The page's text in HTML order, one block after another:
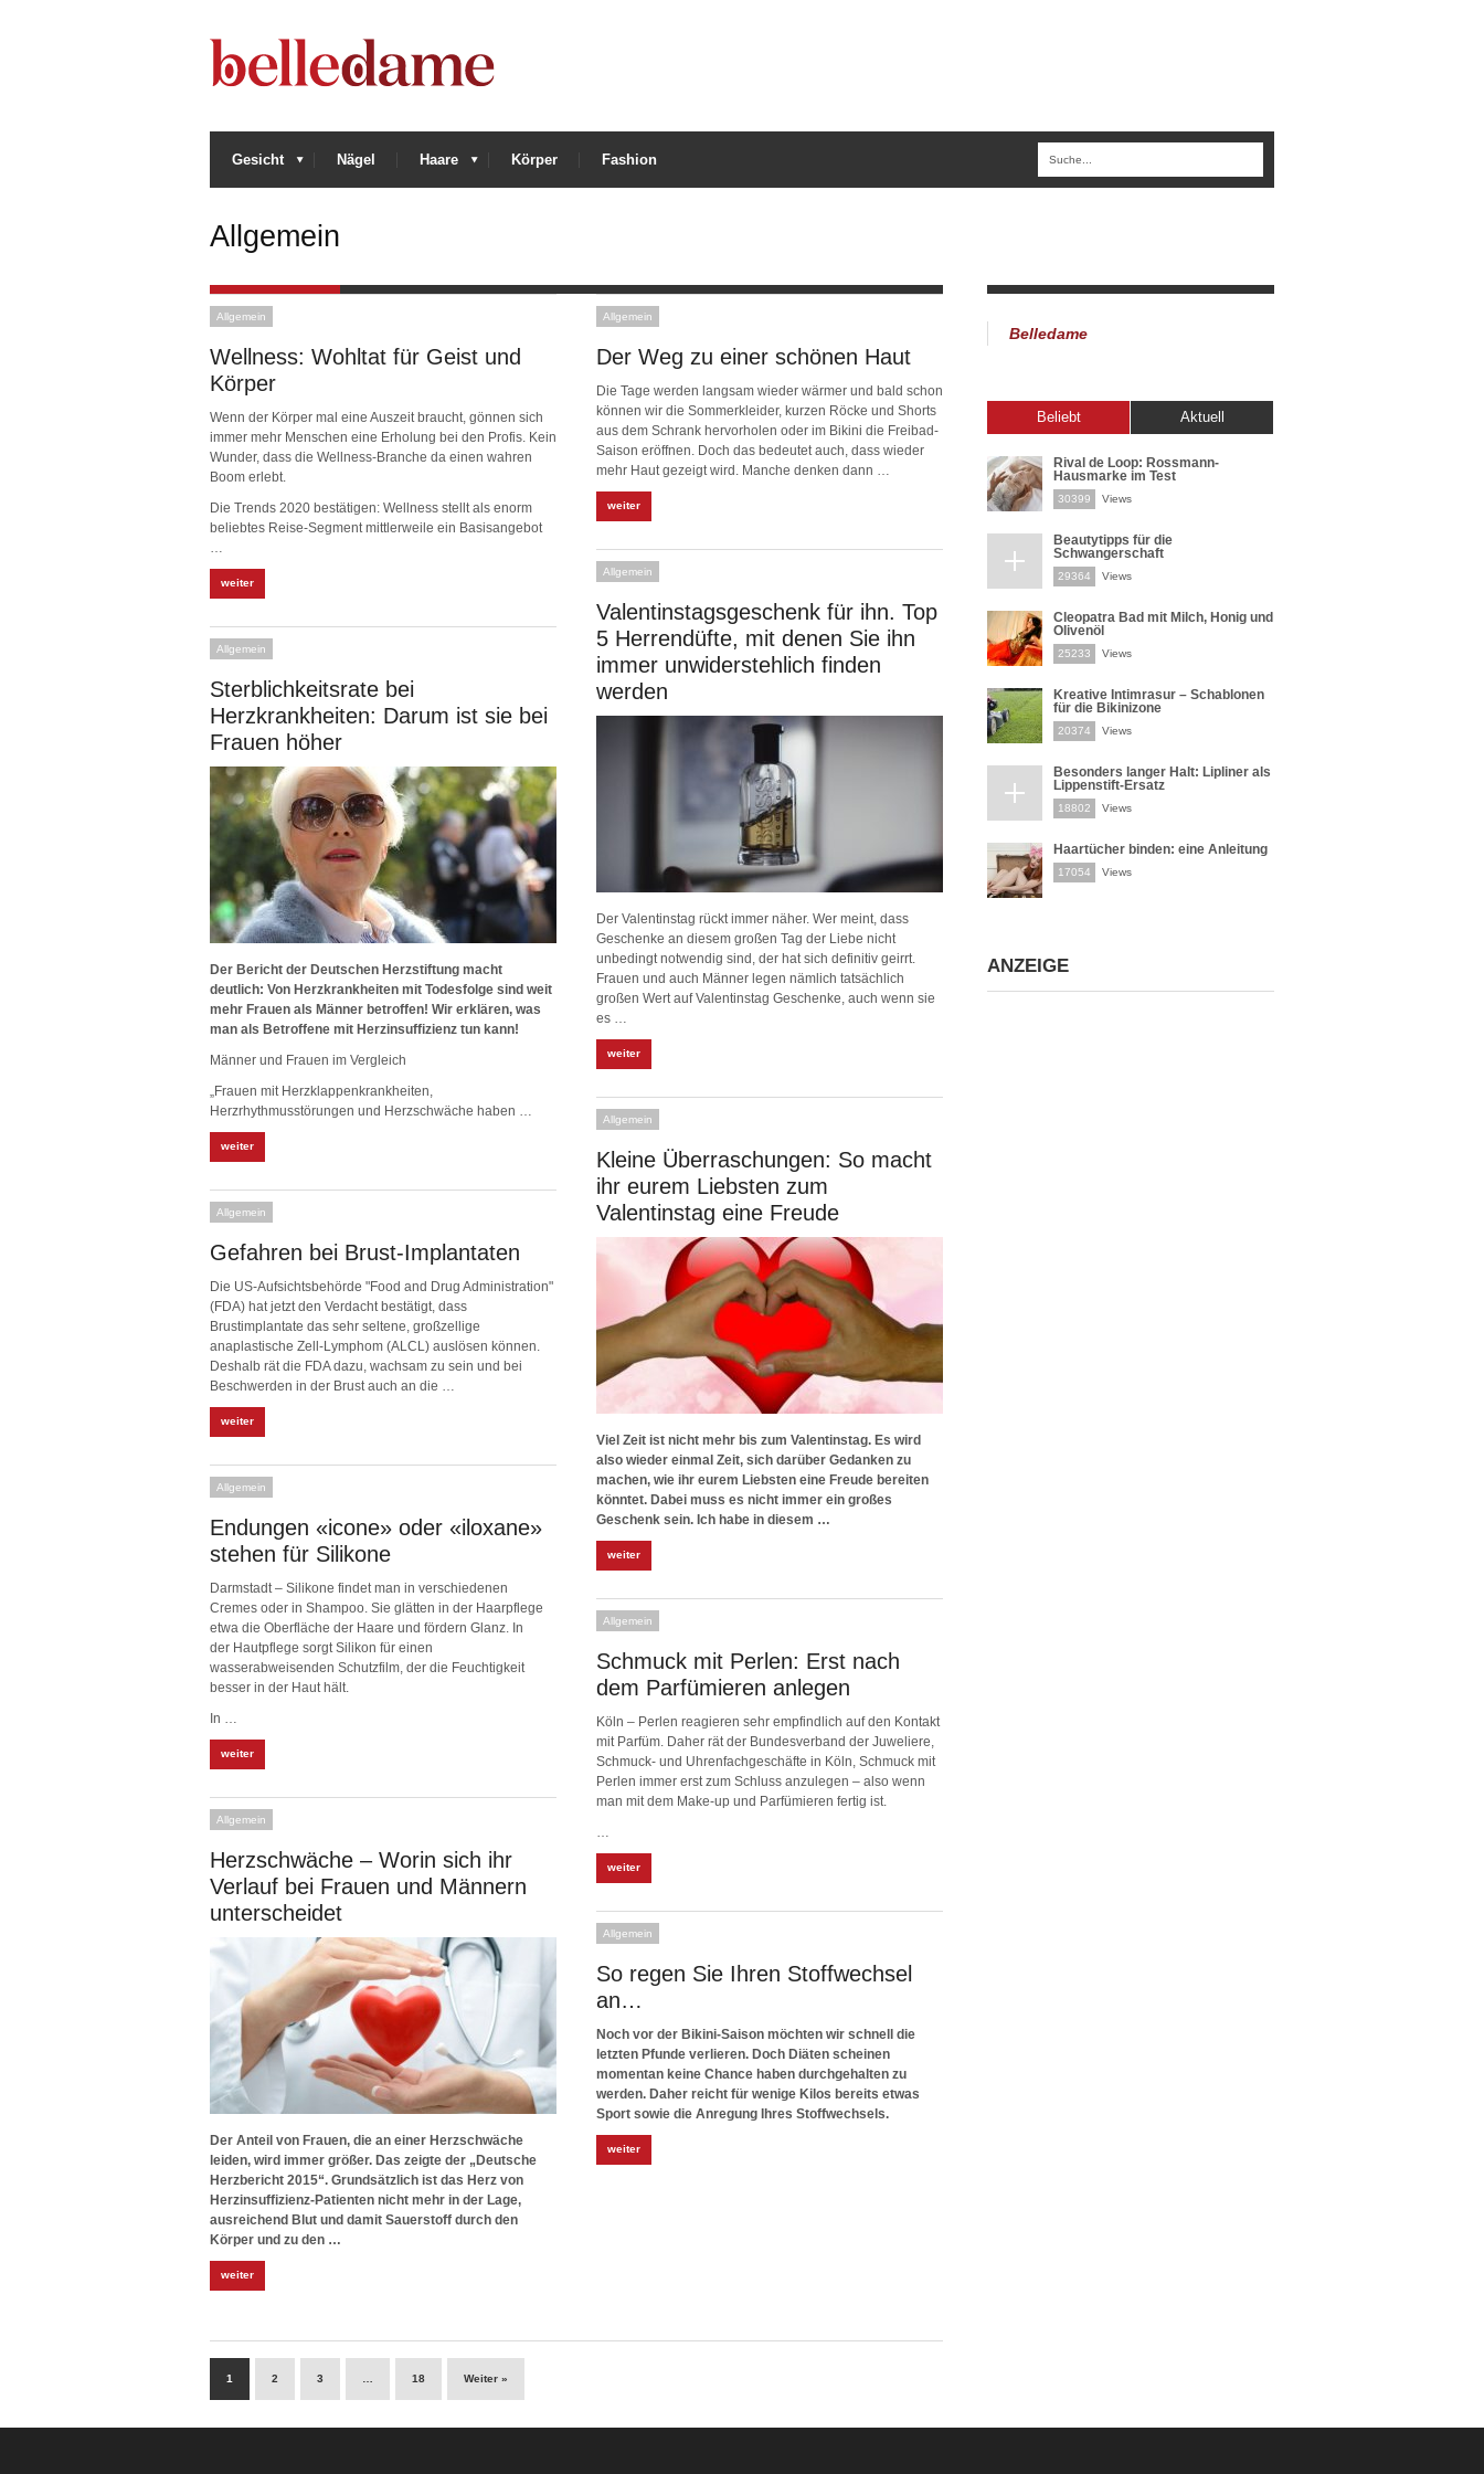
Gesicht Nägel Haare Körper Fashion
Allgemein
Allgemein
Wellness: Wohltat für Geist und
Körper
Wenn der Körper mal eine Auszeit braucht, gönnen sich
immer mehr Menschen eine Erholung bei den Profis. Kein
Wunder, dass die Wellness-Branche da einen wahren
Boom erlebt.
Die Trends 2020 bestätigen: Wellness stellt als enorm
beliebtes Reise-Segment mittlerweile ein Basisangebot
…
weiter
Allgemein
Der Weg zu einer schönen Haut
Die Tage werden langsam wieder wärmer und bald schon
können wir die Sommerkleider, kurzen Röcke und Shorts
aus dem Schrank hervorholen oder im Bikini die Freibad-
Saison eröffnen. Doch das bedeutet auch, dass wieder
mehr Haut gezeigt wird. Manche denken dann …
weiter
Allgemein
Valentinstagsgeschenk für ihn. Top
5 Herrendüfte, mit denen Sie ihn
immer unwiderstehlich finden
werden
Der Valentinstag rückt immer näher. Wer meint, dass
Geschenke an diesem großen Tag der Liebe nicht
unbedingt notwendig sind, der hat sich definitiv geirrt.
Frauen und auch Männer legen nämlich tatsächlich
großen Wert auf Valentinstag Geschenke, auch wenn sie
es …
weiter
Allgemein
Sterblichkeitsrate bei
Herzkrankheiten: Darum ist sie bei
Frauen höher
Der Bericht der Deutschen Herzstiftung macht
deutlich: Von Herzkrankheiten mit Todesfolge sind weit
mehr Frauen als Männer betroffen! Wir erklären, was
man als Betroffene mit Herzinsuffizienz tun kann!
Männer und Frauen im Vergleich
„Frauen mit Herzklappenkrankheiten,
Herzrhythmusstörungen und Herzschwäche haben …
weiter
Allgemein
Kleine Überraschungen: So macht
ihr eurem Liebsten zum
Valentinstag eine Freude
Viel Zeit ist nicht mehr bis zum Valentinstag. Es wird
also wieder einmal Zeit, sich darüber Gedanken zu
machen, wie ihr eurem Liebsten eine Freude bereiten
könntet. Dabei muss es nicht immer ein großes
Geschenk sein. Ich habe in diesem …
weiter
Allgemein
Gefahren bei Brust-Implantaten
Die US-Aufsichtsbehörde "Food and Drug Administration"
(FDA) hat jetzt den Verdacht bestätigt, dass
Brustimplantate das sehr seltene, großzellige
anaplastische Zell-Lymphom (ALCL) auslösen können.
Deshalb rät die FDA dazu, wachsam zu sein und bei
Beschwerden in der Brust auch an die …
weiter
Allgemein
Endungen «icone» oder «iloxane»
stehen für Silikone
Darmstadt – Silikone findet man in verschiedenen
Cremes oder in Shampoo. Sie glätten in der Haarpflege
etwa die Oberfläche der Haare und fördern Glanz. In
der Hautpflege sorgt Silikon für einen
wasserabweisenden Schutzfilm, der die Feuchtigkeit
besser in der Haut hält.
In …
weiter
Allgemein
Schmuck mit Perlen: Erst nach
dem Parfümieren anlegen
Köln – Perlen reagieren sehr empfindlich auf den Kontakt
mit Parfüm. Daher rät der Bundesverband der Juweliere,
Schmuck- und Uhrenfachgeschäfte in Köln, Schmuck mit
Perlen immer erst zum Schluss anzulegen – also wenn
man mit dem Make-up und Parfümieren fertig ist.
…
weiter
Allgemein
Herzschwäche – Worin sich ihr
Verlauf bei Frauen und Männern
unterscheidet
Der Anteil von Frauen, die an einer Herzschwäche
leiden, wird immer größer. Das zeigte der „Deutsche
Herzbericht 2015“. Grundsätzlich ist das Herz von
Herzinsuffizienz-Patienten nicht mehr in der Lage,
ausreichend Blut und damit Sauerstoff durch den
Körper und zu den …
weiter
Allgemein
So regen Sie Ihren Stoffwechsel
an…
Noch vor der Bikini-Saison möchten wir schnell die
letzten Pfunde verlieren. Doch Diäten scheinen
momentan keine Chance haben durchgehalten zu
werden. Daher reicht für wenige Kilos bereits etwas
Sport sowie die Anregung Ihres Stoffwechsels.
weiter
1 2 3 18 Weiter »
Belledame
Beliebt Aktuell
Rival de Loop: Rossmann-
Hausmarke im Test
30399 Views
Beautytipps für die
Schwangerschaft
29364 Views
Cleopatra Bad mit Milch, Honig und
Olivenöl
25233 Views
Kreative Intimrasur – Schablonen
für die Bikinizone
20374 Views
Besonders langer Halt: Lipliner als
Lippenstift-Ersatz
18802 Views
Haartücher binden: eine Anleitung
17054 Views
ANZEIGE